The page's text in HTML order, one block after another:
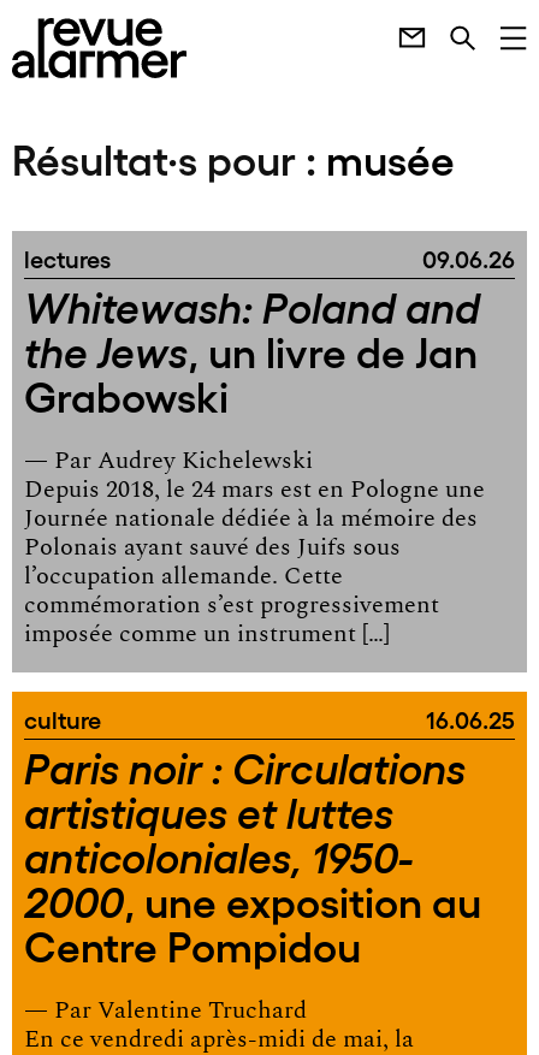
Résultat·s pour : musée
lectures 09.06.26
Whitewash: Poland and
the Jews, un livre de Jan
Grabowski
— Par Audrey Kichelewski
Depuis 2018, le 24 mars est en Pologne une
Journée nationale dédiée à la mémoire des
Polonais ayant sauvé des Juifs sous
l’occupation allemande. Cette
commémoration s’est progressivement
imposée comme un instrument […]
culture 16.06.25
Paris noir : Circulations
artistiques et luttes
anticoloniales, 1950-
2000, une exposition au
Centre Pompidou
— Par Valentine Truchard
En ce vendredi après-midi de mai, la